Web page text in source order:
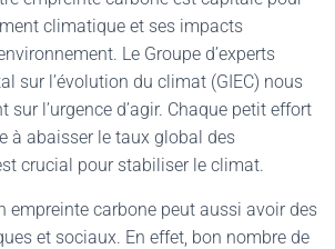
climatique et ses impacts
Le Groupe d’experts
sur l’évolution du climat (GIEC) nous
sur l’urgence d’agir. Chaque petit effort
à abaisser le taux global des
crucial pour stabiliser le climat.
empreinte carbone peut aussi avoir des
et sociaux. En effet, bon nombre de